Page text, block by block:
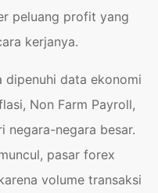
peluang profit yang
kerjanya.
dipenuhi data ekonomi
Non Farm Payroll,
negara-negara besar.
pasar forex
volume transaksi